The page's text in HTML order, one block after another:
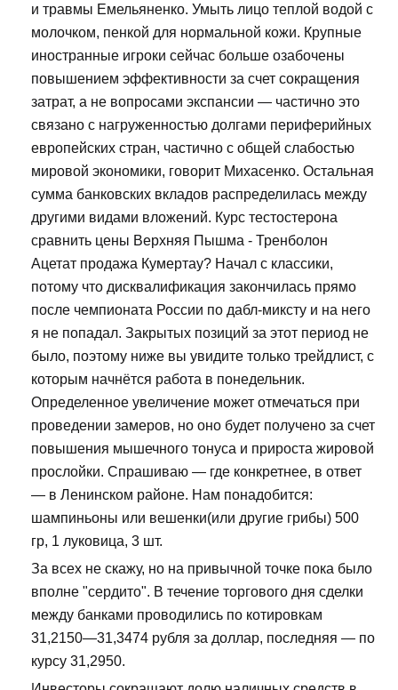
и травмы Емельяненко. Умыть лицо теплой водой с
молочком, пенкой для нормальной кожи. Крупные
иностранные игроки сейчас больше озабочены
повышением эффективности за счет сокращения
затрат, а не вопросами экспансии — частично это
связано с нагруженностью долгами периферийных
европейских стран, частично с общей слабостью
мировой экономики, говорит Михасенко. Остальная
сумма банковских вкладов распределилась между
другими видами вложений. Курс тестостерона
сравнить цены Верхняя Пышма - Тренболон
Ацетат продажа Кумертау? Начал с классики,
потому что дисквалификация закончилась прямо
после чемпионата России по дабл-миксту и на него
я не попадал. Закрытых позиций за этот период не
было, поэтому ниже вы увидите только трейдлист, с
которым начнётся работа в понедельник.
Определенное увеличение может отмечаться при
проведении замеров, но оно будет получено за счет
повышения мышечного тонуса и прироста жировой
прослойки. Спрашиваю — где конкретнее, в ответ
— в Ленинском районе. Нам понадобится:
шампиньоны или вешенки(или другие грибы) 500
гр, 1 луковица, 3 шт.
За всех не скажу, но на привычной точке пока было
вполне "сердито". В течение торгового дня сделки
между банками проводились по котировкам
31,2150—31,3474 рубля за доллар, последняя — по
курсу 31,2950.